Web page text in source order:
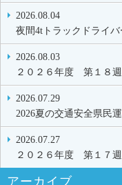
2026.08.04
夜間4tトラックドライバ
2026.08.03
２０２６年度 第１８
2026.07.29
2026夏の交通安全県民
2026.07.27
２０２６年度 第１７
アーカイブ